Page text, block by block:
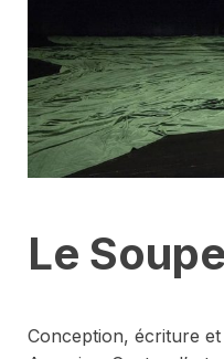
Le
Conception, écriture